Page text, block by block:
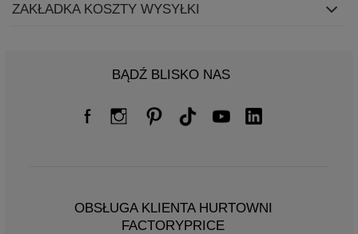
ZAKŁADKA KOSZTY WYSYŁKI
BĄDŹ BLISKO NAS
OBSŁUGA KLIENTA HURTOWNI
FACTORYPRICE